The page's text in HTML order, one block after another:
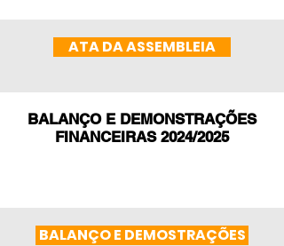
ATA DA ASSEMBLEIA
BALANÇO E DEMONSTRAÇÕES
FINANCEIRAS 2024/2025
BALANÇO E DEMOSTRAÇÕES